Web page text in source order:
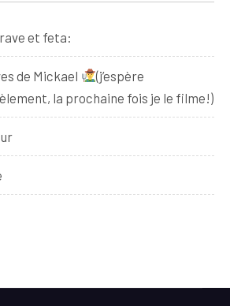
et feta:
de Mickael
(j’espère
la prochaine fois je le filme!)